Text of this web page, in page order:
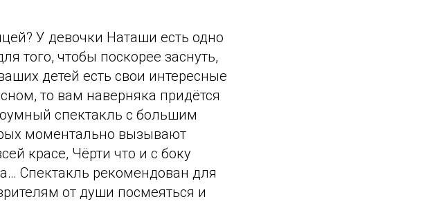
У девочки Наташи есть одно
того, чтобы поскорее заснуть,
детей есть свои интересные
то вам наверняка придётся
спектакль с большим
моментально вызывают
красе, Чёрти что и с боку
Спектакль рекомендован для
от души посмеяться и